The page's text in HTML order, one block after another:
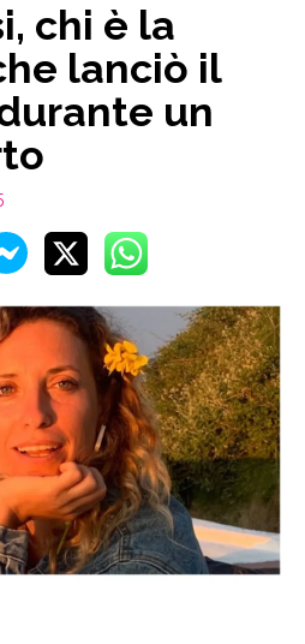
chi è la
lanciò il
un